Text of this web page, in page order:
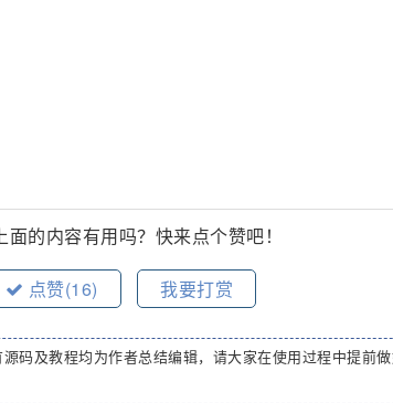
面的内容有用吗？快来点个赞吧！
点赞(16) 我要打赏
码及教程均为作者总结编辑，请大家在使用过程中提前